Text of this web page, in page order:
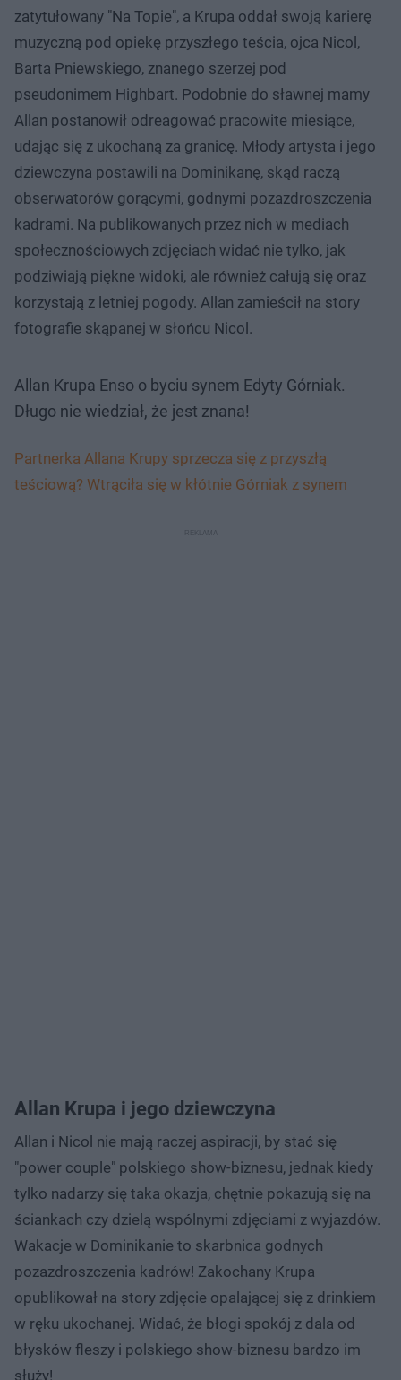
zatytułowany "Na Topie", a Krupa oddał swoją karierę
muzyczną pod opiekę przyszłego teścia, ojca Nicol,
Barta Pniewskiego, znanego szerzej pod
pseudonimem Highbart. Podobnie do sławnej mamy
Allan postanowił odreagować pracowite miesiące,
udając się z ukochaną za granicę. Młody artysta i jego
dziewczyna postawili na Dominikanę, skąd raczą
obserwatorów gorącymi, godnymi pozazdroszczenia
kadrami. Na publikowanych przez nich w mediach
społecznościowych zdjęciach widać nie tylko, jak
podziwiają piękne widoki, ale również całują się oraz
korzystają z letniej pogody. Allan zamieścił na story
fotografie skąpanej w słońcu Nicol.
Allan Krupa Enso o byciu synem Edyty Górniak.
Długo nie wiedział, że jest znana!
Partnerka Allana Krupy sprzecza się z przyszłą
teściową? Wtrąciła się w kłótnie Górniak z synem
Allan Krupa i jego dziewczyna
Allan i Nicol nie mają raczej aspiracji, by stać się
"power couple" polskiego show-biznesu, jednak kiedy
tylko nadarzy się taka okazja, chętnie pokazują się na
ściankach czy dzielą wspólnymi zdjęciami z wyjazdów.
Wakacje w Dominikanie to skarbnica godnych
pozazdroszczenia kadrów! Zakochany Krupa
opublikował na story zdjęcie opalającej się z drinkiem
w ręku ukochanej. Widać, że błogi spokój z dala od
błysków fleszy i polskiego show-biznesu bardzo im
służy!